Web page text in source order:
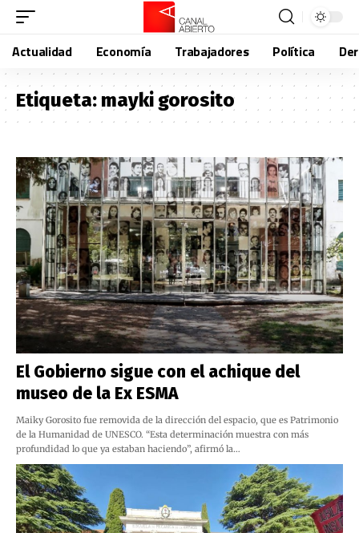
Actualidad Economía Trabajadores Política
Etiqueta:mayki gorosito
El Gobierno sigue con el achique del
museo de la Ex ESMA
Maiky Gorosito fue removida de la dirección del espacio, que es Patrimonio
de la Humanidad de UNESCO. “Esta determinación muestra con más
profundidad lo que ya estaban haciendo”, afirmó la…